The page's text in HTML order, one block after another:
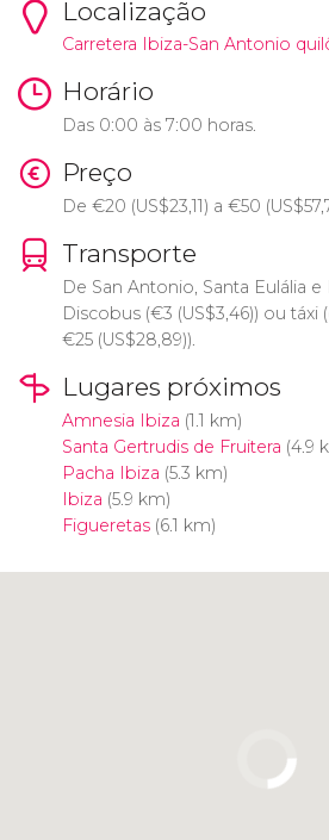
Localização
Carretera Ibiza-San Antonio
Horário
Das 0:00 às 7:00 horas.
Preço
De €20 (US$23,11) a €50 (US$
Transporte
De San Antonio, Santa Eulália e
Discobus (€3 (US$3,46)) ou táxi
€25 (US$28,89)).
Lugares próximos
Amnesia Ibiza (1.1 km)
Santa Gertrudis de Fruitera (4.9
Pacha Ibiza (5.3 km)
Ibiza (5.9 km)
Figueretas(6.1 km)